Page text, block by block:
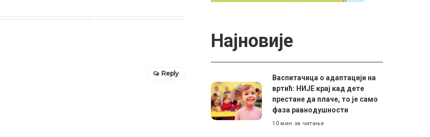
Reply
Најновије
Васпитачица о адаптацији на
вртић: НИЈЕ крај кад дете
престане да плаче, то је само
фаза равнодушности
10 мин за читање